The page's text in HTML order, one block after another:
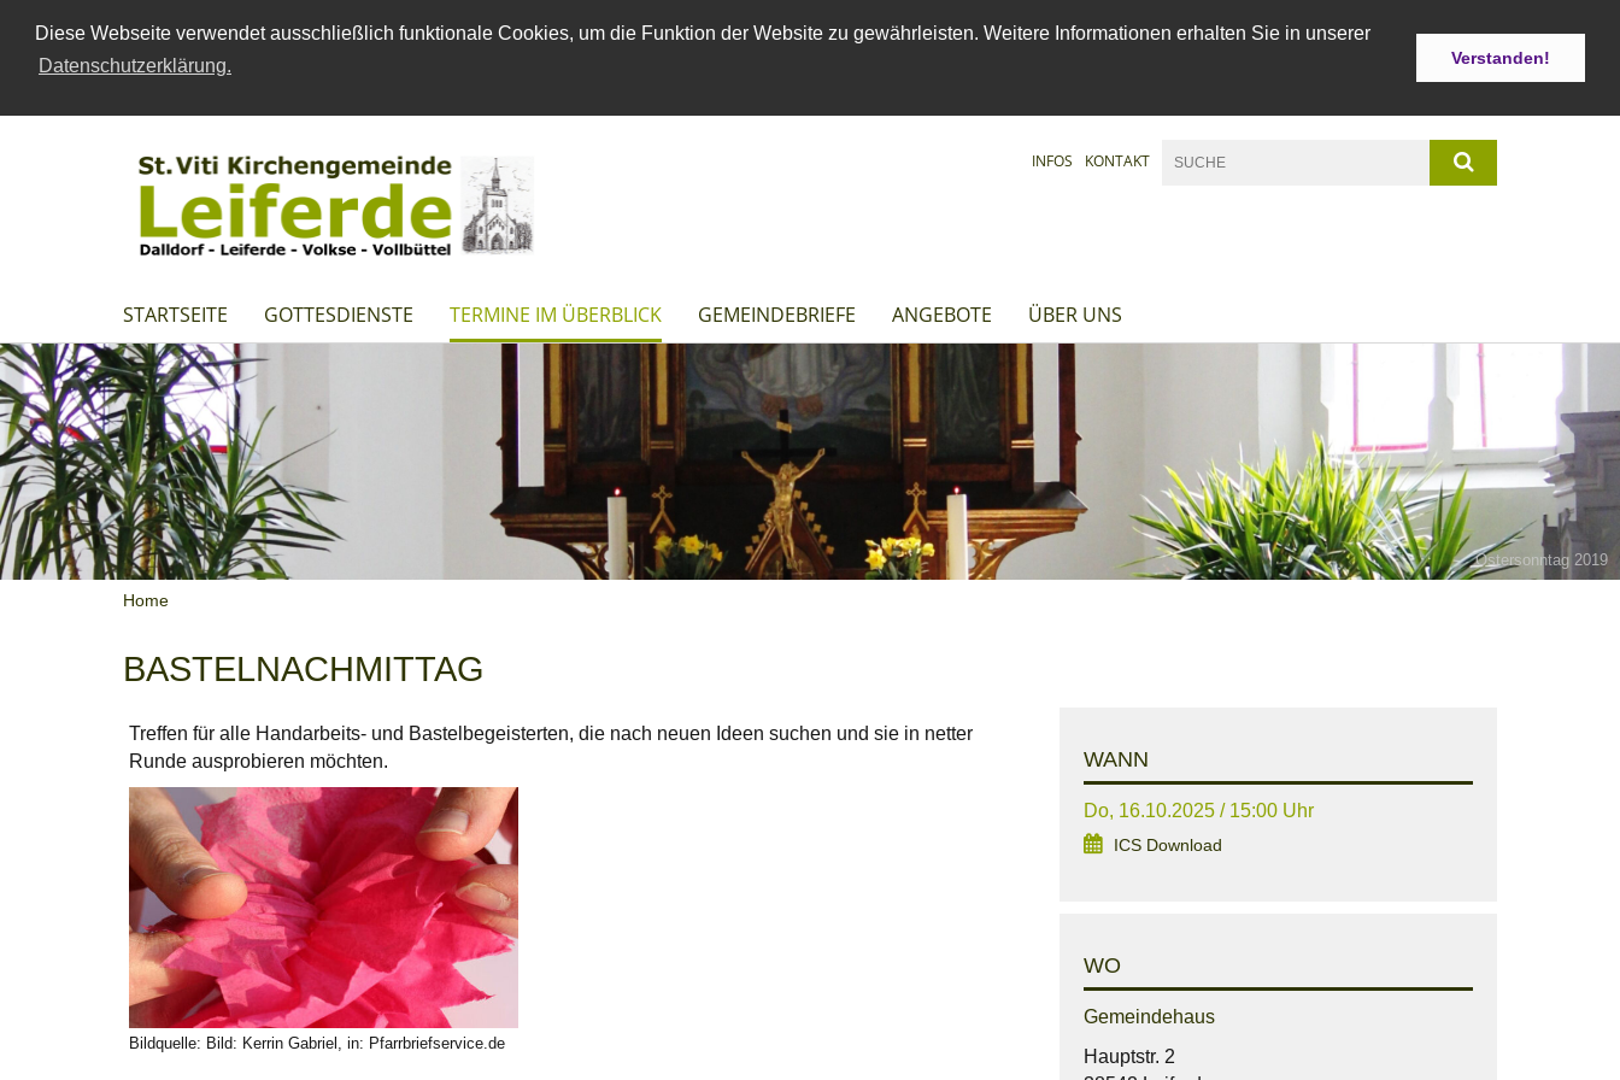
Diese Webseite verwendet ausschließlich funktionale Cookies, um die Funktion der Website zu gewährleisten. Weitere Informationen erhalten Sie in unserer
Datenschutzerklärung.
Verstanden!
INFOS KONTAKT
STARTSEITE GOTTESDIENSTE TERMINE IM ÜBERBLICK GEMEINDEBRIEFE ANGEBOTE ÜBER UNS
Ostersonntag 2019
Home
BASTELNACHMITTAG
Treffen für alle Handarbeits- und Bastelbegeisterten, die nach neuen Ideen suchen und sie in netter
Runde ausprobieren möchten.
Bildquelle: Bild: Kerrin Gabriel, in: Pfarrbriefservice.de
WANN
Do, 16.10.2025 / 15:00 Uhr
ICS Download
WO
Gemeindehaus
Hauptstr. 2